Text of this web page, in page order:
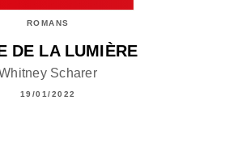
ROMANS
DE LA LUMIÈRE
Scharer
19/01/2022